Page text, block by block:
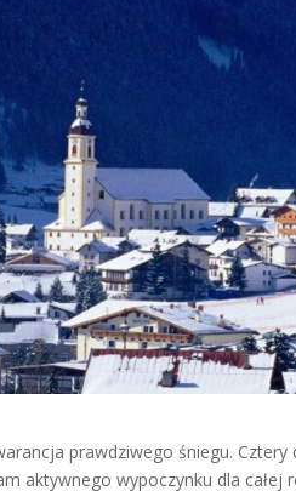
prawdziwego śniegu.
aktywnego wypoczynku dla całej